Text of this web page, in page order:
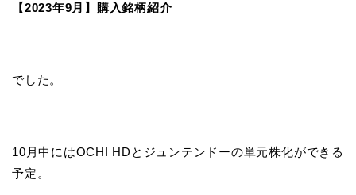
【2023年9月】購入銘柄紹介
でした。
10月中にはOCHI HDとジュンテンドーの単元株化ができる
予定。